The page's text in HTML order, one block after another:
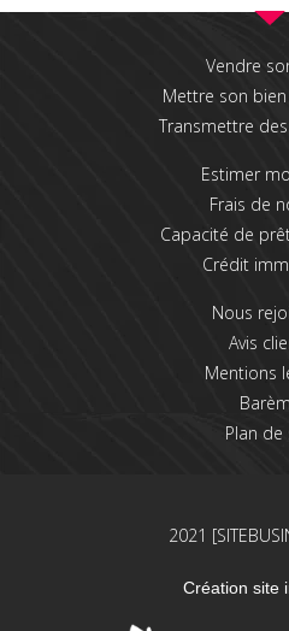
Vendre
Mettre son
Transmettre
Estimer
Frais de
Capacité de
Crédit
Nous
Avis
Mentions
Plan de
2021
Création site